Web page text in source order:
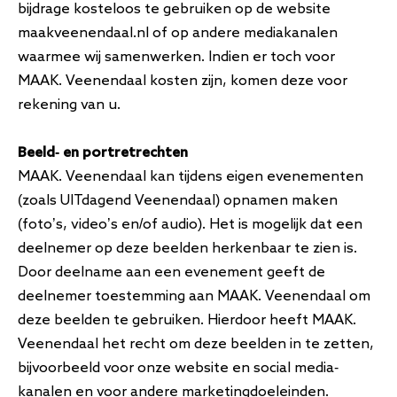
bijdrage kosteloos te gebruiken op de website
maakveenendaal.nl of op andere mediakanalen
waarmee wij samenwerken. Indien er toch voor
MAAK. Veenendaal kosten zijn, komen deze voor
rekening van u.
Beeld- en portretrechten
MAAK. Veenendaal kan tijdens eigen evenementen
(zoals UITdagend Veenendaal) opnamen maken
(foto’s, video’s en/of audio). Het is mogelijk dat een
deelnemer op deze beelden herkenbaar te zien is.
Door deelname aan een evenement geeft de
deelnemer toestemming aan MAAK. Veenendaal om
deze beelden te gebruiken. Hierdoor heeft MAAK.
Veenendaal het recht om deze beelden in te zetten,
bijvoorbeeld voor onze website en social media-
kanalen en voor andere marketingdoeleinden.